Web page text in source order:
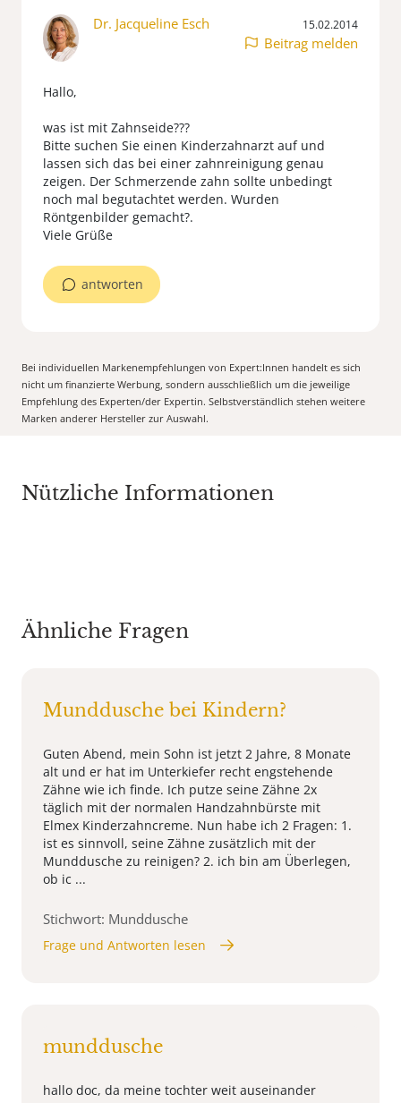
Dr. Jacqueline Esch 15.02.2014
Beitrag melden
Hallo,
was ist mit Zahnseide???
Bitte suchen Sie einen Kinderzahnarzt auf und
lassen sich das bei einer zahnreinigung genau
zeigen. Der Schmerzende zahn sollte unbedingt
noch mal begutachtet werden. Wurden
Röntgenbilder gemacht?.
Viele Grüße
antworten
Bei individuellen Markenempfehlungen von Expert:Innen handelt es sich
nicht um finanzierte Werbung, sondern ausschließlich um die jeweilige
Empfehlung des Experten/der Expertin. Selbstverständlich stehen weitere
Marken anderer Hersteller zur Auswahl.
Nützliche Informationen
Ähnliche Fragen
Munddusche bei Kindern?
Guten Abend, mein Sohn ist jetzt 2 Jahre, 8 Monate
alt und er hat im Unterkiefer recht engstehende
Zähne wie ich finde. Ich putze seine Zähne 2x
täglich mit der normalen Handzahnbürste mit
Elmex Kinderzahncreme. Nun habe ich 2 Fragen: 1.
ist es sinnvoll, seine Zähne zusätzlich mit der
Munddusche zu reinigen? 2. ich bin am Überlegen,
ob ic ...
Stichwort: Munddusche
Frage und Antworten lesen
munddusche
hallo doc, da meine tochter weit auseinander